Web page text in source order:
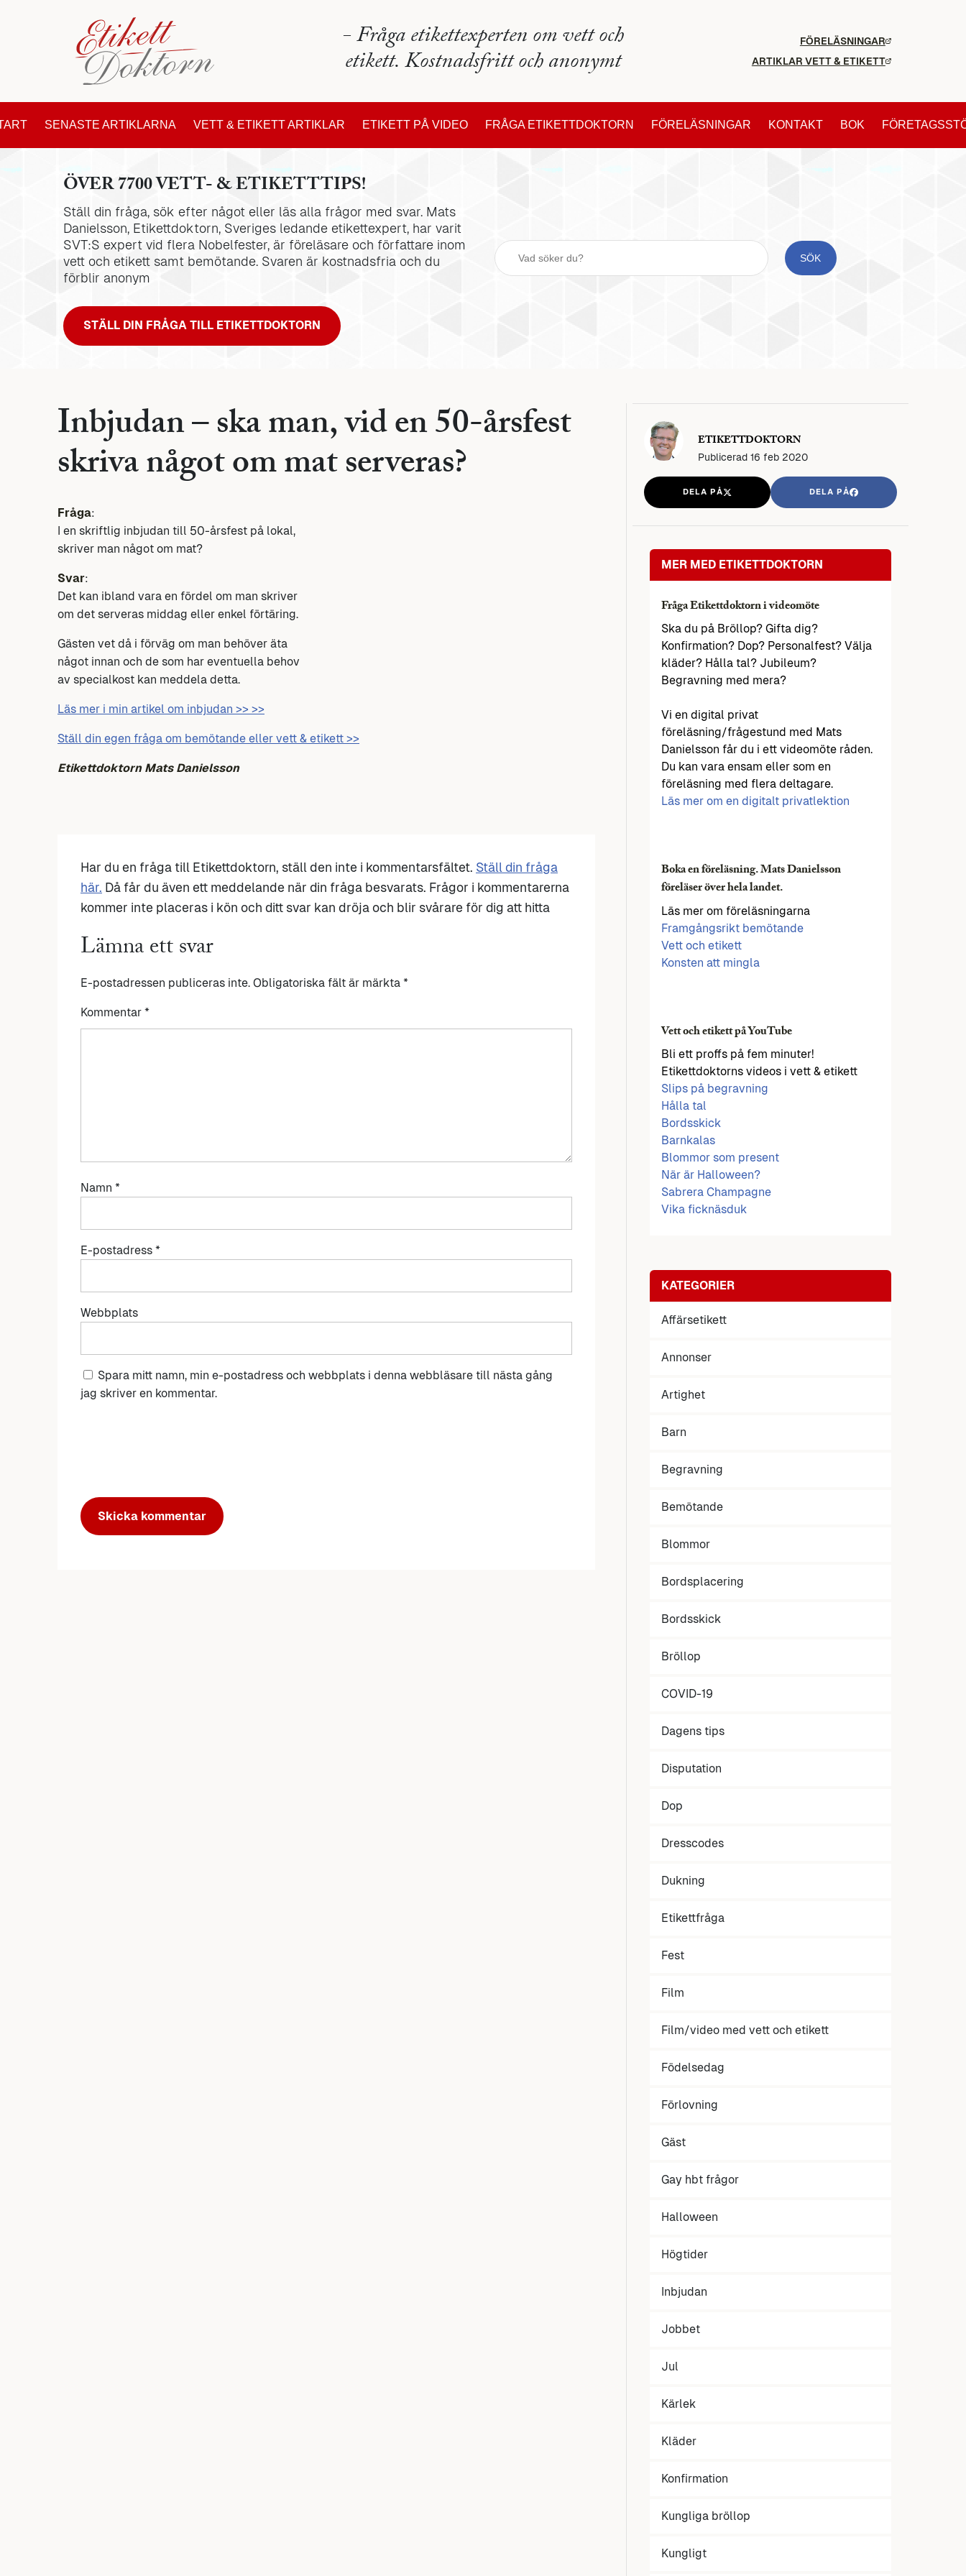
- Fråga etikettexperten om vett och
etikett. Kostnadsfritt och anonymt
FÖRELÄSNINGAR
ARTIKLAR VETT & ETIKETT
SENASTE ARTIKLARNA VETT & ETIKETT ARTIKLAR ETIKETT PÅ VIDEO FRÅGA ETIKETTDOKTORN FÖRELÄSNINGAR KONTAKT BOK
ÖVER 7700 VETT- & ETIKETTTIPS!
Ställ din fråga, sök efter något eller läs alla frågor med svar. Mats
Danielsson, Etikettdoktorn, Sveriges ledande etikettexpert, har varit
SVT:S expert vid flera Nobelfester, är föreläsare och författare inom
vett och etikett samt bemötande. Svaren är kostnadsfria och du
förblir anonym
STÄLL DIN FRÅGA TILL ETIKETTDOKTORN
Inbjudan – ska man, vid en 50-årsfest
skriva något om mat serveras?
Fråga:
I en skriftlig inbjudan till 50-årsfest på lokal,
skriver man något om mat?
Svar:
Det kan ibland vara en fördel om man skriver
om det serveras middag eller enkel förtäring.
Gästen vet då i förväg om man behöver äta
något innan och de som har eventuella behov
av specialkost kan meddela detta.
Läs mer i min artikel om inbjudan >> >>
Ställ din egen fråga om bemötande eller vett & etikett >>
Etikettdoktorn Mats Danielsson
Har du en fråga till Etikettdoktorn, ställ den inte i kommentarsfältet. Ställ din fråga
här. Då får du även ett meddelande när din fråga besvarats. Frågor i kommentarerna
kommer inte placeras i kön och ditt svar kan dröja och blir svårare för dig att hitta
Lämna ett svar
E-postadressen publiceras inte. Obligatoriska fält är märkta *
Kommentar *
Namn *
E-postadress *
Webbplats
Spara mitt namn, min e-postadress och webbplats i denna webbläsare till nästa gång
jag skriver en kommentar.
ETIKETTDOKTORN
Publicerad 16 feb 2020
DELA PÅ DELA PÅ
MER MED ETIKETTDOKTORN
Fråga Etikettdoktorn i videomöte
Ska du på Bröllop? Gifta dig?
Konfirmation? Dop? Personalfest? Välja
kläder? Hålla tal? Jubileum?
Begravning med mera?
Vi en digital privat
föreläsning/frågestund med Mats
Danielsson får du i ett videomöte råden.
Du kan vara ensam eller som en
föreläsning med flera deltagare.
Läs mer om en digitalt privatlektion
Boka en föreläsning. Mats Danielsson
föreläser över hela landet.
Läs mer om föreläsningarna
Framgångsrikt bemötande
Vett och etikett
Konsten att mingla
Vett och etikett på YouTube
Bli ett proffs på fem minuter!
Etikettdoktorns videos i vett & etikett
Slips på begravning
Hålla tal
Bordsskick
Barnkalas
Blommor som present
När är Halloween?
Sabrera Champagne
Vika ficknäsduk
KATEGORIER
Affärsetikett
Annonser
Artighet
Barn
Begravning
Bemötande
Blommor
Bordsplacering
Bordsskick
Bröllop
COVID-19
Dagens tips
Disputation
Dop
Dresscodes
Dukning
Etikettfråga
Fest
Film
Film/video med vett och etikett
Födelsedag
Förlovning
Gäst
Gay hbt frågor
Halloween
Högtider
Inbjudan
Jobbet
Jul
Kärlek
Kläder
Konfirmation
Kungliga bröllop
Kungligt